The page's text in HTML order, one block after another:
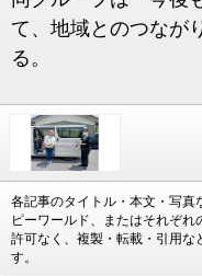
て、地域とのつなが
る。
各記事のタイトル・本文・写真
ピーワールド、またはそれぞ
許可なく、複製・転載・引用な
す。